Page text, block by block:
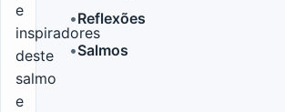
e
inspiradores
deste
salmo
e
•Reflexões
•Salmos